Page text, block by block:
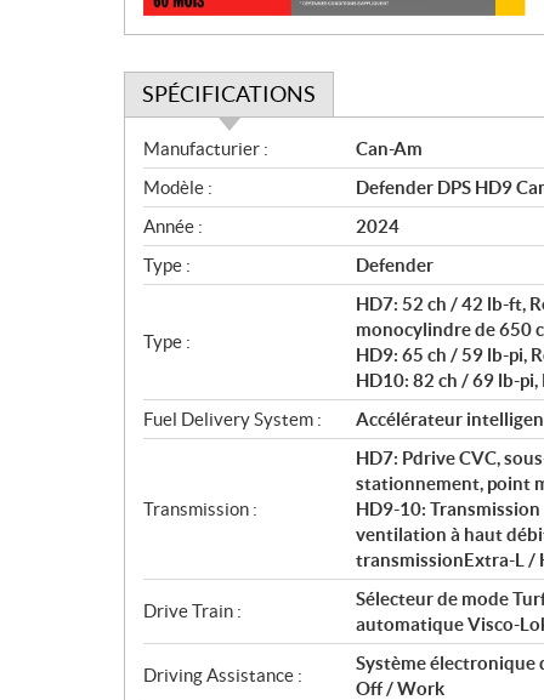
SPÉCIFICATIONS
S
p
é
c
i
f
c
a
i
o
Manufacturier :
Can-Am
Modèle :
Defender DPS HD9
Année :
2024
Type :
Defender
Type :
HD7: 52 ch / 42 lb-ft,
monocylindre de 650
HD9: 65 ch / 59 lb-pi,
HD10: 82 ch / 69 lb-
Fuel Delivery System :
Accélérateur
Transmission :
HD7: Pdrive CVC,
stationnement, point
HD9-10: Transmission
ventilation à haut
transmissionExtra-L /
Drive Train :
Sélecteur de mode
automatique Visco-
Driving Assistance :
Système électronique
Off / Work